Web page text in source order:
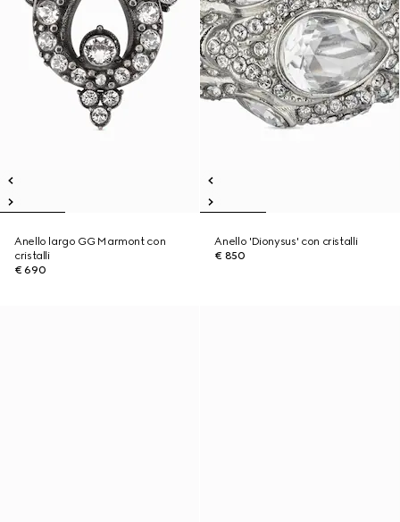
Anello largo GG Marmont con
cristalli
€ 690
Anello 'Dionysus' con cristalli
€ 850